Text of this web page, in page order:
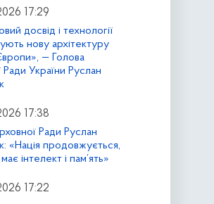
17:29
досвід і технології
нову архітектуру
— Голова
Ради України Руслан
17:38
Ради Руслан
«Нація продовжується,
інтелект і пам’ять»
17:22